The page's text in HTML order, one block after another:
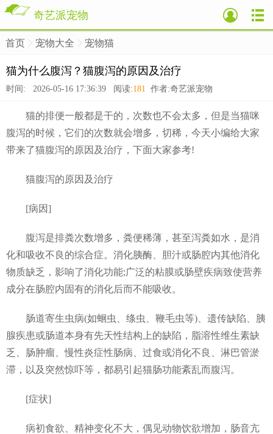
奇艺派宠物
首页 宠物大全 宠物猫
猫为什么腹泻？猫腹泻的原因及治疗
时间: 2026-05-16 17:36:39 阅读:181 作者:奇艺派宠物
猫的排便一般都是干的，次数也不会太多，但是当猫咪
腹泻的时候，它们的次数就会增多，切稀，今天小编给大家
带来了猫腹泻的原因及治疗，下面大家参考!
猫腹泻的原因及治疗
[病因]
腹泻是排粪次数增多，粪便稀薄，甚至泻粪如水，是消
化和吸收不良的综合症。消化胰酶、胆汁或肠腔内其他消化
物质缺乏，影响了消化功能;广泛的粘膜或肠壁疾病致使营养
成分在肠腔内固有的消化后而不能吸收。
肠道寄生虫病(如蛔虫、绦虫、鞭毛虫等)、遗传缺陷、胰
腺疾患或肠道本身有先天性结构上的缺陷，脂溶性维生素缺
乏、肠肿瘤、慢性炎症性肠病、过食或消化不良、淋巴管淤
滞，以及突然惊吓等，都易引起猫肠功能紊乱而腹泻。
[症状]
病初食欲、精神变化不大，偶见动物饮欲增加，肠音亢